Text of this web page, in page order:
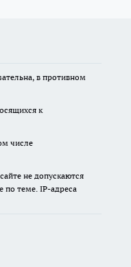
в противном
к
числе
не допускаются
по теме. IP-адреса